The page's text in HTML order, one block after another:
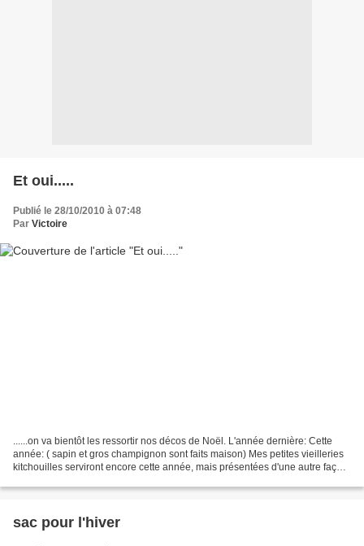
Et oui.....
Publié le 28/10/2010 à 07:48
Par Victoire
......on va bientôt les ressortir nos décos de Noël. L'année dernière: Cette
année: ( sapin et gros champignon sont faits maison) Mes petites vieilleries
kitchouilles serviront encore cette année, mais présentées d'une autre façon!
sac pour l'hiver